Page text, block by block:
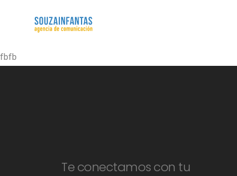
fbfb
Te conectamos con tu